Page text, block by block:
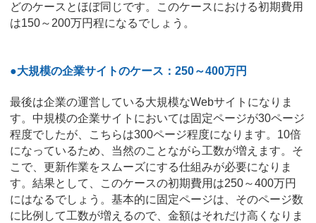
どのケースとほぼ同じです。このケースにおける初期費用
は150～200万円程になるでしょう。
●大規模の企業サイトのケース：250～400万円
最後は企業の運営している大規模なWebサイトになりま
す。中規模の企業サイトにおいては固定ページが30ページ
程度でしたが、こちらは300ページ程度になります。10倍
になっているため、当然のことながら工数が増えます。そ
こで、更新作業をスムーズにする仕組みが必要になりま
す。結果として、このケースの初期費用は250～400万円
にはなるでしょう。基本的に固定ページは、そのページ数
に比例して工数が増えるので、金額はそれだけ高くなりま